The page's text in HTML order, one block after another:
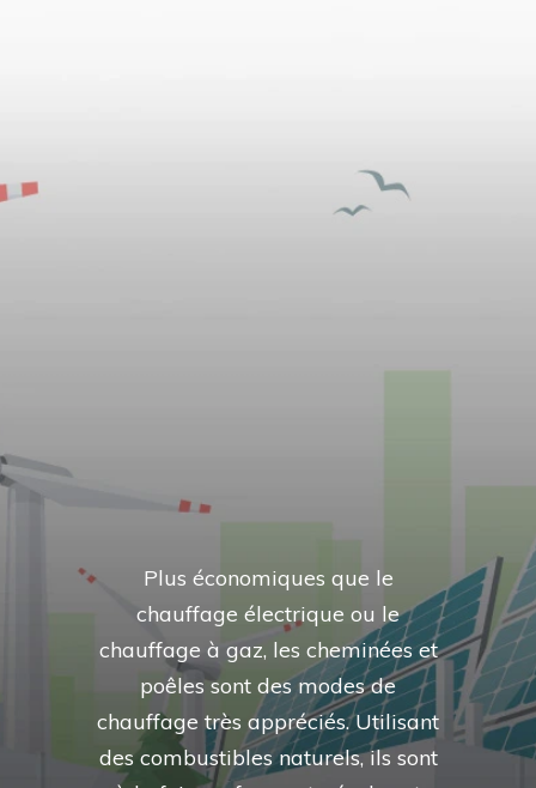
Plus économiques que le
chauffage électrique ou le
chauffage à gaz, les cheminées et
poêles sont des modes de
chauffage très appréciés. Utilisant
des combustibles naturels, ils sont